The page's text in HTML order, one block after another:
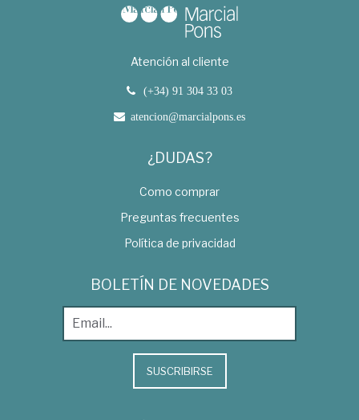
Atención al cliente
(+34) 91 304 33 03
atencion@marcialpons.es
¿DUDAS?
Como comprar
Preguntas frecuentes
Política de privacidad
BOLETÍN DE NOVEDADES
SUSCRIBIRSE